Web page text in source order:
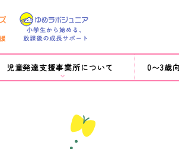
児童発達支援事業所について 0〜3歳